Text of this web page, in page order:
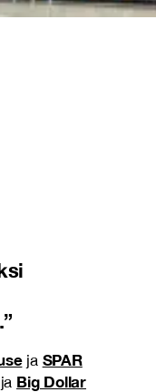
”
ja SPAR
Big Dollar